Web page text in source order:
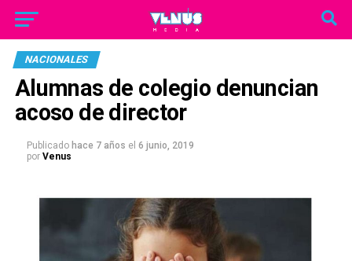
NACIONALES
Alumnas de colegio denuncian
acoso de director
Publicado hace 7 años el 6 junio, 2019
por Venus